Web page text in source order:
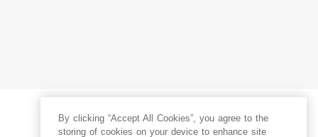
By clicking “Accept All Cookies”, you agree to the
storing of cookies on your device to enhance site